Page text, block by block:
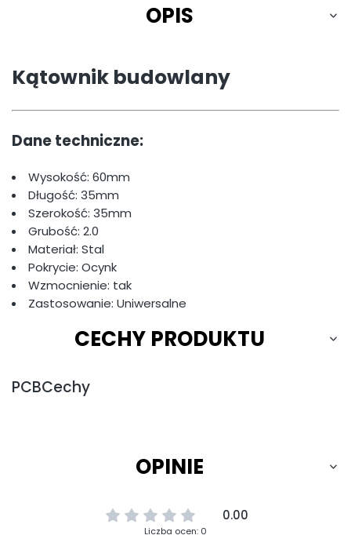
OPIS
Kątownik budowlany
Dane techniczne:
Wysokość: 60mm
Długość: 35mm
Szerokość: 35mm
Grubość: 2.0
Materiał: Stal
Pokrycie: Ocynk
Wzmocnienie: tak
Zastosowanie: Uniwersalne
CECHY PRODUKTU
PCBCechy
OPINIE
0.00
Liczba ocen: 0